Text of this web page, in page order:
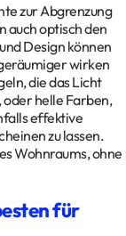
zur Abgrenzung
auch optisch den
Design können
wirken
die das Licht
helle Farben,
effektive
zu lassen.
Wohnraums, ohne
für